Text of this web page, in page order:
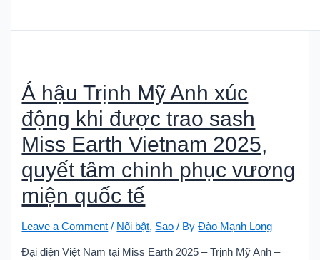
Á hậu Trịnh Mỹ Anh xúc
động khi được trao sash
Miss Earth Vietnam 2025,
quyết tâm chinh phục vương
miện quốc tế
Leave a Comment / Nổi bật, Sao / ByĐào Mạnh Long
Đại diện Việt Nam tại Miss Earth 2025 – Trịnh Mỹ Anh –